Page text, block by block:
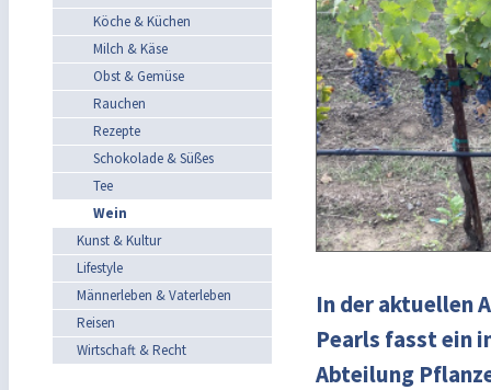
Köche & Küchen
Milch & Käse
Obst & Gemüse
Rauchen
Rezepte
Schokolade & Süßes
Tee
Wein
Kunst & Kultur
Lifestyle
Männerleben & Vaterleben
Reisen
Wirtschaft & Recht
In der aktuellen
Pearls fasst ein
Abteilung